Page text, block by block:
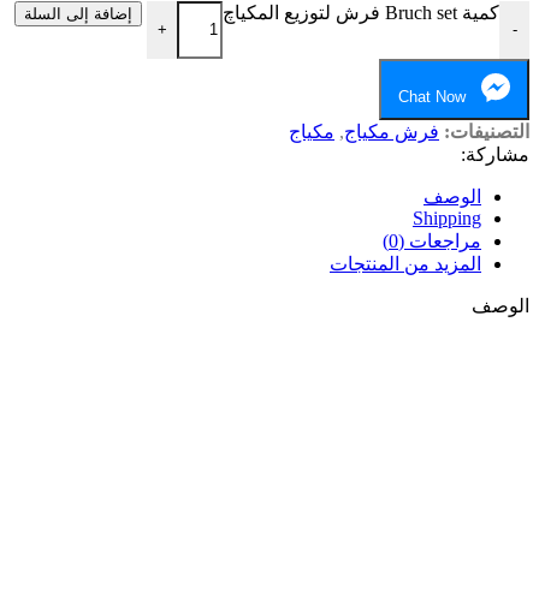
-
كمية Bruch set فرش لتوزيع المكياچ
+
إضافة إلى السلة
Chat Now
التصنيفات: فرش مكياج, مكياج
مشاركة:
الوصف
Shipping
مراجعات (0)
المزيد من المنتجات
الوصف